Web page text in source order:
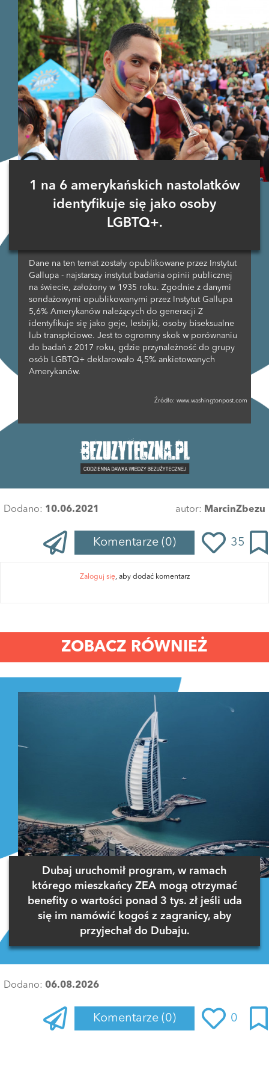
1 na 6 amerykańskich nastolatków
identyfikuje się jako osoby
LGBTQ+.
Dane na ten temat zostały opublikowane przez Instytut
Gallupa - najstarszy instytut badania opinii publicznej
na świecie, założony w 1935 roku. Zgodnie z danymi
sondażowymi opublikowanymi przez Instytut Gallupa
5,6% Amerykanów należących do generacji Z
identyfikuje się jako geje, lesbijki, osoby biseksualne
lub transpłciowe. Jest to ogromny skok w porównaniu
do badań z 2017 roku, gdzie przynależność do grupy
osób LGBTQ+ deklarowało 4,5% ankietowanych
Amerykanów.
Źródło: www.washingtonpost.com
Dodano: 10.06.2021 autor: MarcinZbezu
Komentarze (0) 35
Zaloguj się, aby dodać komentarz
ZOBACZ RÓWNIEŻ
Dubaj uruchomił program, w ramach
którego mieszkańcy ZEA mogą otrzymać
benefity o wartości ponad 3 tys. zł jeśli uda
się im namówić kogoś z zagranicy, aby
przyjechał do Dubaju.
Dodano: 06.08.2026
Komentarze (0) 0